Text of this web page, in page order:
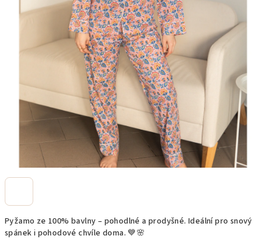
Pyžamo ze 100% bavlny – pohodlné a prodyšné. Ideální pro snový
spánek i pohodové chvíle doma. 💙🌸